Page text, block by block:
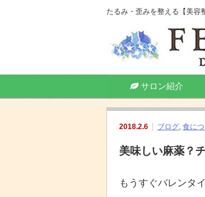
たるみ・歪みを整える【美容
サロン紹介
2018.2.6 ブログ, 食に
美味しい麻薬？
もうすぐバレンタ